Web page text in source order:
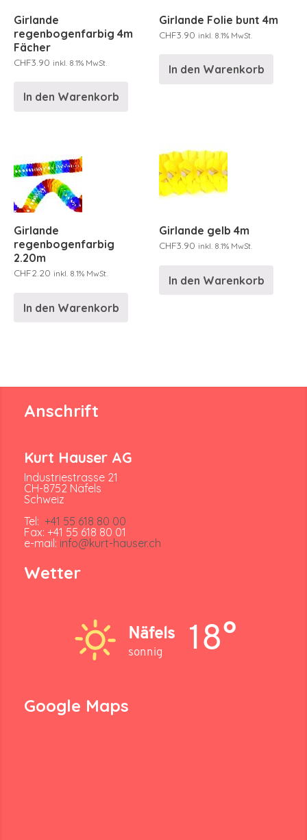
Girlande
regenbogenfarbig 4m
Fächer
CHF3.90 inkl. 8.1% MwSt.
In den Warenkorb
Girlande Folie bunt 4m
CHF3.90 inkl. 8.1% MwSt.
In den Warenkorb
Girlande
regenbogenfarbig
2.20m
CHF2.20 inkl. 8.1% MwSt.
In den Warenkorb
Girlande gelb 4m
CHF3.90 inkl. 8.1% MwSt.
In den Warenkorb
Anschrift
Kurt Hauser AG
Industriestrasse 21
CH-8752 Näfels
Schweiz
Tel: +41 55 618 80 00
Fax: +41 55 618 80 01
e-mail: info@kurt-hauser.ch
Wetter
Näfels
sonnig 18°
Google Maps